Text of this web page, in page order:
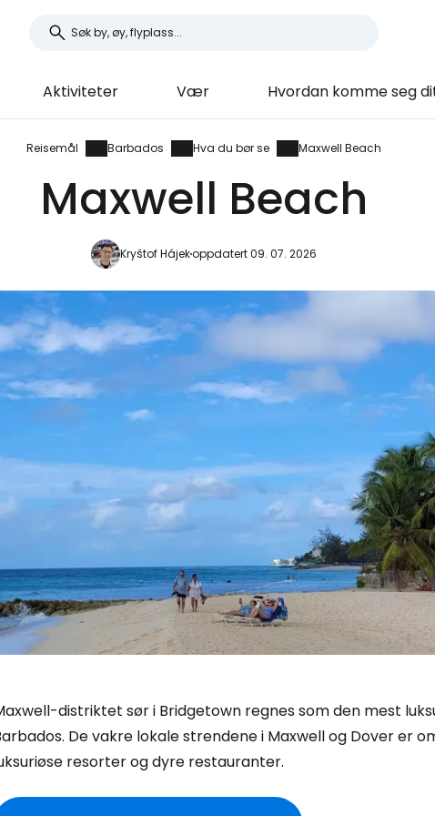
Aktiviteter Vær Hvordan komme seg
Reisemål Barbados Hva du bør se Maxwell Beach
Maxwell Beach
Kryštof Hájekoppdatert 09. 07. 2026
distriktet sør i Bridgetown regnes som den mest
De vakre lokale strendene i Maxwell og Dover er
resorter og dyre restauranter.